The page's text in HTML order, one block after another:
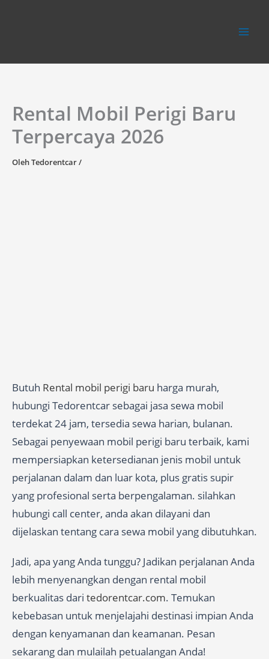
Rental Mobil Perigi Baru
Terpercaya 2026
OlehTedorentcar/
Butuh Rental mobil perigi baru harga murah,
hubungi Tedorentcar sebagai jasa sewa mobil
terdekat 24 jam, tersedia sewa harian, bulanan.
Sebagai penyewaan mobil perigi baru terbaik, kami
mempersiapkan ketersedianan jenis mobil untuk
perjalanan dalam dan luar kota, plus gratis supir
yang profesional serta berpengalaman. silahkan
hubungi call center, anda akan dilayani dan
dijelaskan tentang cara sewa mobil yang dibutuhkan.
Jadi, apa yang Anda tunggu? Jadikan perjalanan Anda
lebih menyenangkan dengan rental mobil
berkualitas dari tedorentcar.com. Temukan
kebebasan untuk menjelajahi destinasi impian Anda
dengan kenyamanan dan keamanan. Pesan
sekarang dan mulailah petualangan Anda!